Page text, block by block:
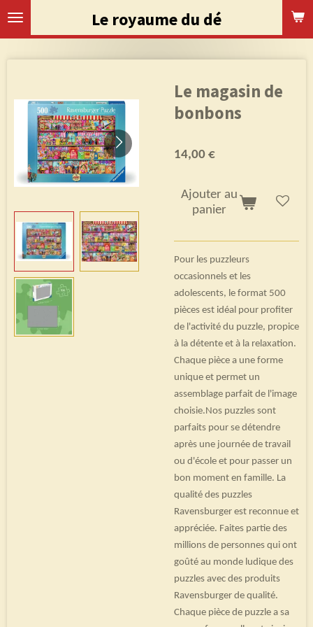
Passer
Le royaume du dé
Le magasin de
bonbons
14,00 €
Ajouter au
panier
Pour les puzzleurs
occasionnels et les
adolescents, le format 500
pièces est idéal pour profiter
de l'activité du puzzle, propice
à la détente et à la relaxation.
Chaque pièce a une forme
unique et permet un
assemblage parfait de l'image
choisie.Nos puzzles sont
parfaits pour se détendre
après une journée de travail
ou d'école et pour passer un
bon moment en famille. La
qualité des puzzles
Ravensburger est reconnue et
appréciée. Faites partie des
millions de personnes qui ont
goûté au monde ludique des
puzzles avec des produits
Ravensburger de qualité.
Chaque pièce de puzzle a sa